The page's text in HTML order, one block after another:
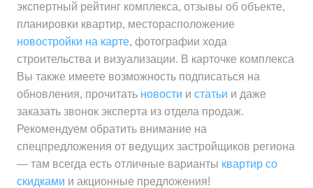
экспертный рейтинг комплекса, отзывы об объекте,
планировки квартир, месторасположение
новостройки на карте, фотографии хода
строительства и визуализации. В карточке комплекса
Вы также имеете возможность подписаться на
обновления, прочитать новости и статьи и даже
заказать звонок эксперта из отдела продаж.
Рекомендуем обратить внимание на
спецпредложения от ведущих застройщиков региона
— там всегда есть отличные варианты квартир со
скидками и акционные предложения!